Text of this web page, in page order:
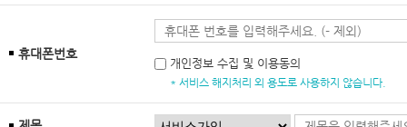
휴대폰번호
개인정보 수집 및 이용동의
* 서비스 해지처리 외 용도로 사용하지 않습니다.